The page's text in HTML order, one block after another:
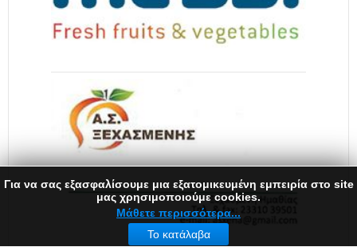
Για να σας εξασφαλίσουμε μια εξατομικευμένη εμπειρία στο site
μας χρησιμοποιούμε cookies.
Μάθετε περισσότερα...
Το κατάλαβα